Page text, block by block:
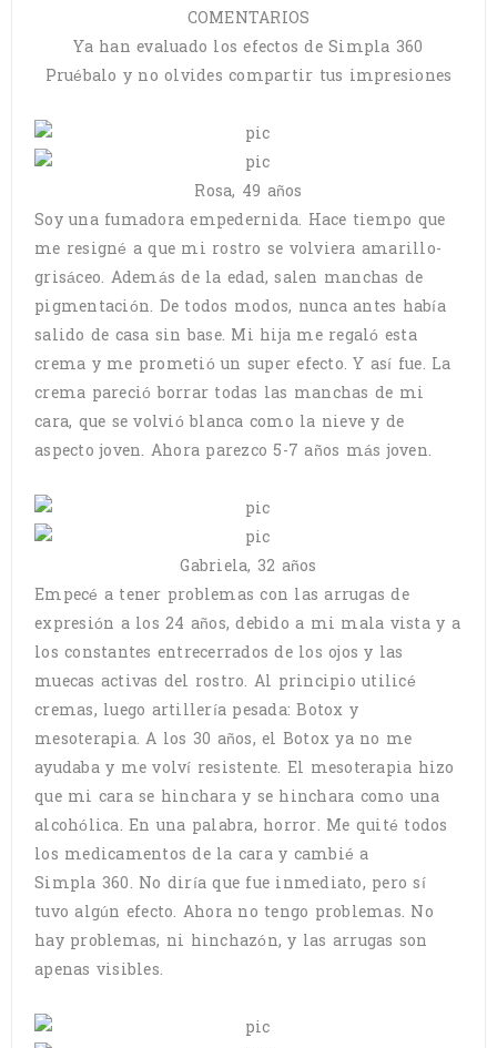
COMENTARIOS
Ya han evaluado los efectos de Simpla 360
Pruébalo y no olvides compartir tus impresiones
Rosa, 49 años
Soy una fumadora empedernida. Hace tiempo que
me resigné a que mi rostro se volviera amarillo-
grisáceo. Además de la edad, salen manchas de
pigmentación. De todos modos, nunca antes había
salido de casa sin base. Mi hija me regaló esta
crema y me prometió un super efecto. Y así fue. La
crema pareció borrar todas las manchas de mi
cara, que se volvió blanca como la nieve y de
aspecto joven. Ahora parezco 5-7 años más joven.
Gabriela, 32 años
Empecé a tener problemas con las arrugas de
expresión a los 24 años, debido a mi mala vista y a
los constantes entrecerrados de los ojos y las
muecas activas del rostro. Al principio utilicé
cremas, luego artillería pesada: Botox y
mesoterapia. A los 30 años, el Botox ya no me
ayudaba y me volví resistente. El mesoterapia hizo
que mi cara se hinchara y se hinchara como una
alcohólica. En una palabra, horror. Me quité todos
los medicamentos de la cara y cambié a
Simpla 360. No diría que fue inmediato, pero sí
tuvo algún efecto. Ahora no tengo problemas. No
hay problemas, ni hinchazón, y las arrugas son
apenas visibles.